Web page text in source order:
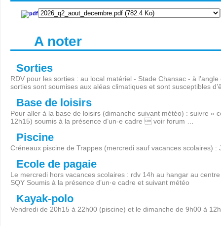
A noter
Sorties
RDV pour les sorties : au local matériel - Stade Chansac - à
sorties sont soumises aux aléas climatiques et sont susceptibles
Base de loisirs
Pour aller à la base de loisirs (dimanche suivant météo) : suivre
12h15) soumis à la présence d’un-e cadre  voir forum …
Piscine
Créneaux piscine de Trappes (mercredi sauf vacances scolaires)
Ecole de pagaie
Le mercredi hors vacances scolaires : rdv 14h au hangar au
SQY Soumis à la présence d’un·e cadre et suivant météo
Kayak-polo
Vendredi de 20h15 à 22h00 (piscine) et le dimanche de 9h00 à